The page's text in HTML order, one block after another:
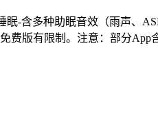
-含多种助眠音效（雨声、
费版有限制。注意：部分App